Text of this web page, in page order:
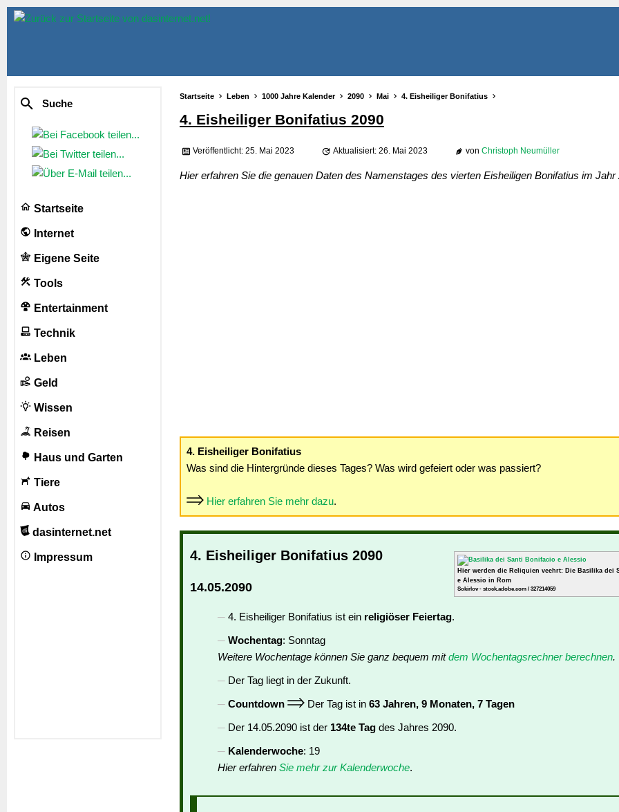
Suche
Startseite
Internet
Eigene Seite
Tools
Entertainment
Technik
Leben
Geld
Wissen
Reisen
Haus und Garten
Tiere
Autos
dasinternet.net
Impressum
Startseite Leben 1000 Jahre Kalender 2090 Mai 4. Eisheiliger Bonifatius
4. Eisheiliger Bonifatius 2090
Veröffentlicht: 25. Mai 2023 Aktualisiert: 26. Mai 2023 von Christoph Neumüller
Hier erfahren Sie die genauen Daten des Namenstages des vierten Eisheiligen Bonifatius im Jahr
4. Eisheiliger Bonifatius
Was sind die Hintergründe dieses Tages? Was wird gefeiert oder was passiert?
Hier erfahren Sie mehr dazu.
Hier werden die Reliquien veehrt: Die Basilika dei
e Alessio in Rom
Sokirlov - stock.adobe.com / 327214059
4. Eisheiliger Bonifatius 2090
14.05.2090
4. Eisheiliger Bonifatius ist ein religiöser Feiertag.
Wochentag: Sonntag
Weitere Wochentage können Sie ganz bequem mitdem Wochentagsrechner berechnen.
Der Tag liegt in der Zukunft.
Countdown
Der Tag ist in 63 Jahren, 9 Monaten, 7 Tagen
Der 14.05.2090 ist der 134te Tag des Jahres 2090.
Kalenderwoche: 19
Hier erfahren Sie mehr zur Kalenderwoche.